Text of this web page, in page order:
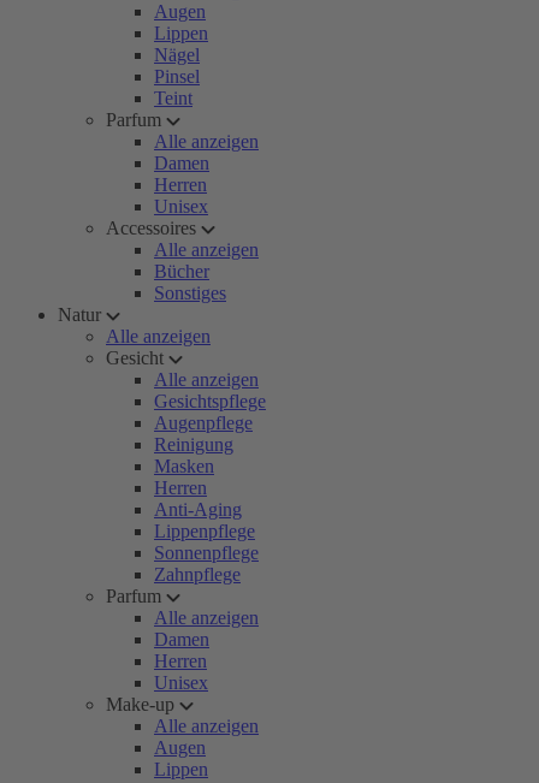
Augen
Lippen
Nägel
Pinsel
Teint
Parfum
Alle anzeigen
Damen
Herren
Unisex
Accessoires
Alle anzeigen
Bücher
Sonstiges
Natur
Alle anzeigen
Gesicht
Alle anzeigen
Gesichtspflege
Augenpflege
Reinigung
Masken
Herren
Anti-Aging
Lippenpflege
Sonnenpflege
Zahnpflege
Parfum
Alle anzeigen
Damen
Herren
Unisex
Make-up
Alle anzeigen
Augen
Lippen